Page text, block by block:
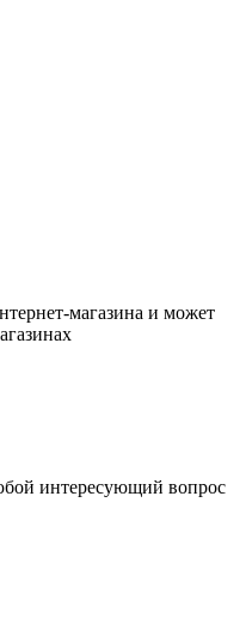
магазина и может
интересующий вопрос